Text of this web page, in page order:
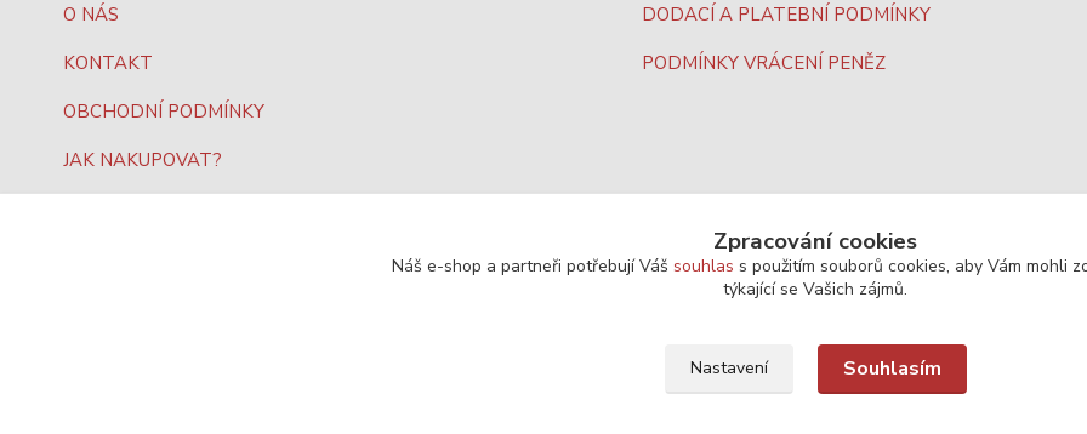
O NÁS
KONTAKT
OBCHODNÍ PODMÍNKY
JAK NAKUPOVAT?
DODACÍ A PLATEBNÍ PODMÍNKY
PODMÍNKY VRÁCENÍ PENĚZ
Zpracování cookies
Náš e-shop a partneři potřebují Váš souhlas s použitím souborů cookies, aby Vám mohli
týkající se Vašich zájmů.
Nastavení Souhlasím